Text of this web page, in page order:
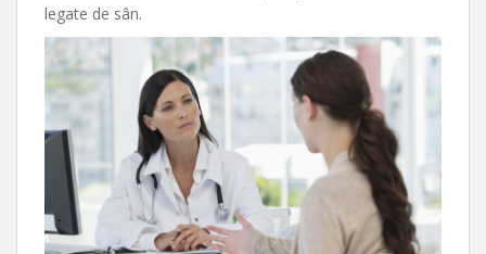
legate de sân.